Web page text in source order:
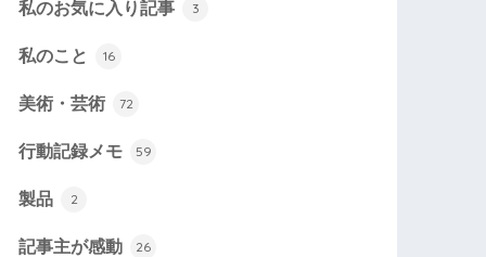
私のお気に入り記事 3
私のこと 16
美術・芸術 72
行動記録メモ 59
製品 2
記事主が感動 26